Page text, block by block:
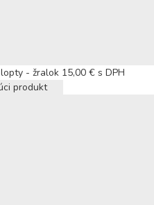
- žralok 15,00 € s DPH
produkt